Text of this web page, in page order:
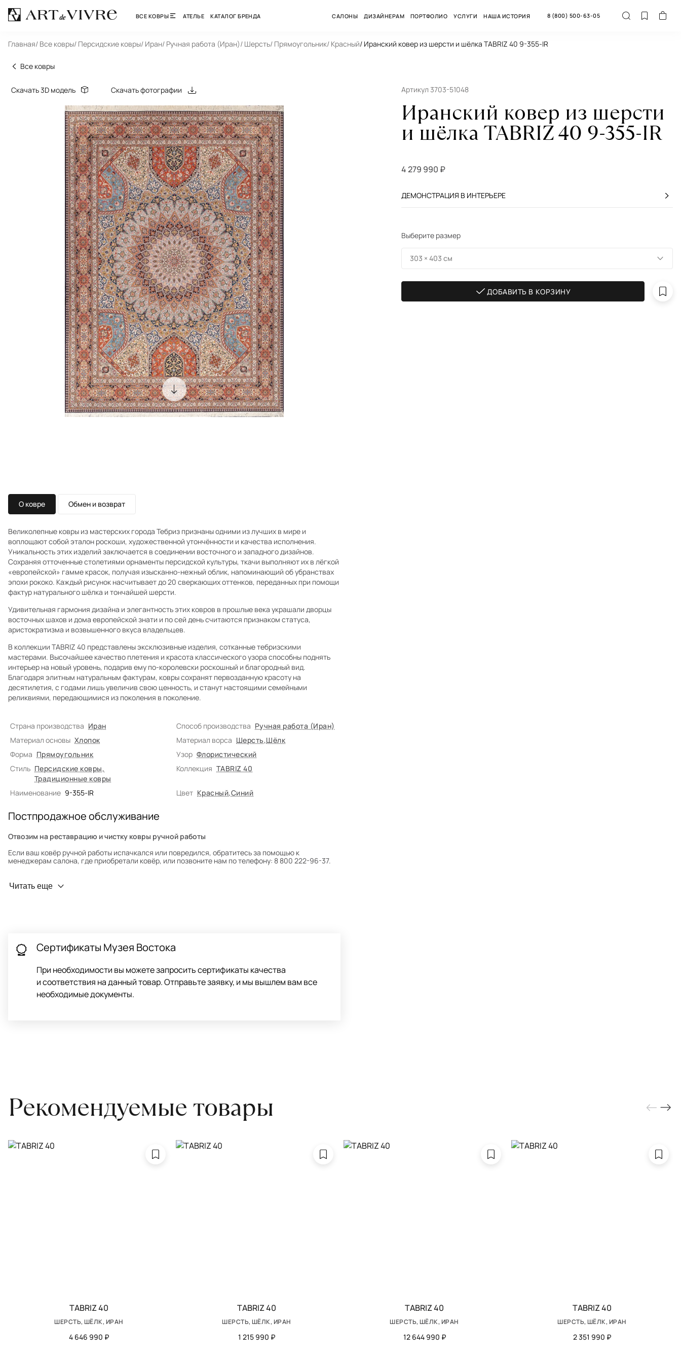
ВСЕ КОВРЫ АТЕЛЬЕ КАТАЛОГ БРЕНДА САЛОНЫ ДИЗАЙНЕРАМ ПОРТФОЛИО УСЛУГИ НАША ИСТОРИЯ 8 (800) 500-63-05
Главная/ Все ковры/ Персидские ковры/ Иран/ Ручная работа (Иран)/ Шерсть/ Прямоугольник/ Красный/ Иранский ковер из шерсти и шёлка TABRIZ 40 9-355-IR
Все ковры
Скачать 3D модель Скачать фотографии
О ковре Обмен и возврат
Великолепные ковры из мастерских города Тебриз признаны одними из лучших в мире и
воплощают собой эталон роскоши, художественной утончённости и качества исполнения.
Уникальность этих изделий заключается в соединении восточного и западного дизайнов.
Сохраняя отточенные столетиями орнаменты персидской культуры, ткачи выполняют их в лёгкой
«европейской» гамме красок, получая изысканно-нежный облик, напоминающий об убранствах
эпохи рококо. Каждый рисунок насчитывает до 20 сверкающих оттенков, переданных при помощи
фактур натурального шёлка и тончайшей шерсти.
Удивительная гармония дизайна и элегантность этих ковров в прошлые века украшали дворцы
восточных шахов и дома европейской знати и по сей день считаются признаком статуса,
аристократизма и возвышенного вкуса владельцев.
В коллекции TABRIZ 40 представлены эксклюзивные изделия, сотканные тебризскими
мастерами. Высочайшее качество плетения и красота классического узора способны поднять
интерьер на новый уровень, подарив ему по-королевски роскошный и благородный вид.
Благодаря элитным натуральным фактурам, ковры сохранят первозданную красоту на
десятилетия, с годами лишь увеличив свою ценность, и станут настоящими семейными
реликвиями, передающимися из поколения в поколение.
Страна производства Иран Способ производства Ручная работа (Иран)
Материал основы Хлопок Материал ворса Шерсть,Шёлк
Форма Прямоугольник Узор Флористический
Стиль Персидские ковры,
Традиционные ковры
Коллекция TABRIZ 40
Наименование 9-355-IR Цвет Красный,Синий
Постпродажное обслуживание
Отвозим на реставрацию и чистку ковры ручной работы
Если ваш ковёр ручной работы испачкался или повредился, обратитесь за помощью к
менеджерам салона, где приобретали ковёр, или позвоните нам по телефону: 8 800 222-96-37.
Профилактика износа
привозите его в салон.
Читать еще
Сертификаты Музея Востока
При необходимости вы можете запросить сертификаты качества
и соответствия на данный товар. Отправьте заявку, и мы вышлем вам все
необходимые документы.
Артикул 3703-51048
Иранский ковер из шерсти
и шёлка TABRIZ 40 9-355-IR
4 279 990 ₽
ДЕМОНСТРАЦИЯ В ИНТЕРЬЕРЕ
Выберите размер
303 × 403 см
ДОБАВИТЬ В КОРЗИНУ
Рекомендуемые товары
TABRIZ 40
ШЕРСТЬ, ШЁЛК, ИРАН
4 646 990 ₽
TABRIZ 40
ШЕРСТЬ, ШЁЛК, ИРАН
1 215 990 ₽
TABRIZ 40
ШЕРСТЬ, ШЁЛК, ИРАН
12 644 990 ₽
TABRIZ 40
ШЕРСТЬ, ШЁЛК, ИРАН
2 351 990 ₽